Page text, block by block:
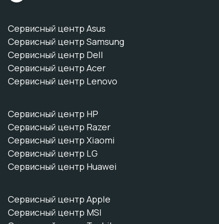
Сервисный центр Asus
Сервисный центр Samsung
Сервисный центр Dell
Сервисный центр Acer
Сервисный центр Lenovo
Сервисный центр HP
Сервисный центр Razer
Сервисный центр Xiaomi
Сервисный центр LG
Сервисный центр Huawei
Сервисный центр Apple
Сервисный центр MSI